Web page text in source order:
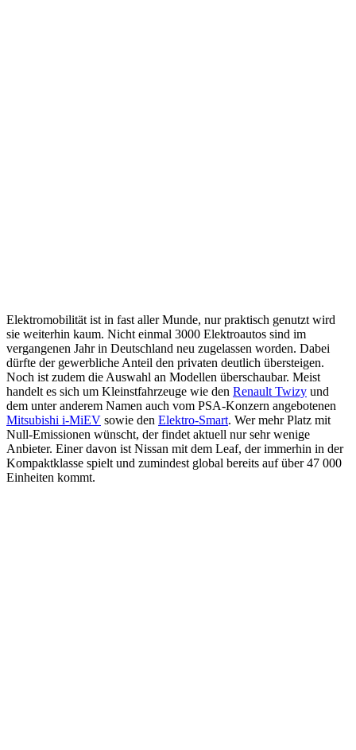
Elektromobilität ist in fast aller Munde, nur praktisch genutzt wird
sie weiterhin kaum. Nicht einmal 3000 Elektroautos sind im
vergangenen Jahr in Deutschland neu zugelassen worden. Dabei
dürfte der gewerbliche Anteil den privaten deutlich übersteigen.
Noch ist zudem die Auswahl an Modellen überschaubar. Meist
handelt es sich um Kleinstfahrzeuge wie den Renault Twizy und
dem unter anderem Namen auch vom PSA-Konzern angebotenen
Mitsubishi i-MiEV sowie den Elektro-Smart. Wer mehr Platz mit
Null-Emissionen wünscht, der findet aktuell nur sehr wenige
Anbieter. Einer davon ist Nissan mit dem Leaf, der immerhin in der
Kompaktklasse spielt und zumindest global bereits auf über 47 000
Einheiten kommt.